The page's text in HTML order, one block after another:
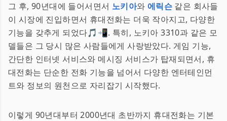
그 후, 90년대에 들어서면서 노키아와 에릭슨 같은 회사들
이 시장에 진입하면서 휴대전화는 더욱 작아지고, 다양한
기능을 갖추게 되었다🎵📲. 특히, 노키아 3310과 같은 모
델들은 그 당시 많은 사람들에게 사랑받았다. 게임 기능,
간단한 인터넷 서비스와 메시징 서비스가 탑재되면서, 휴
대전화는 단순한 전화 기능을 넘어서 다양한 엔터테인먼
트와 정보의 원천으로 자리잡기 시작했다.
이렇게 90년대부터 2000년대 초반까지 휴대전화는 기본